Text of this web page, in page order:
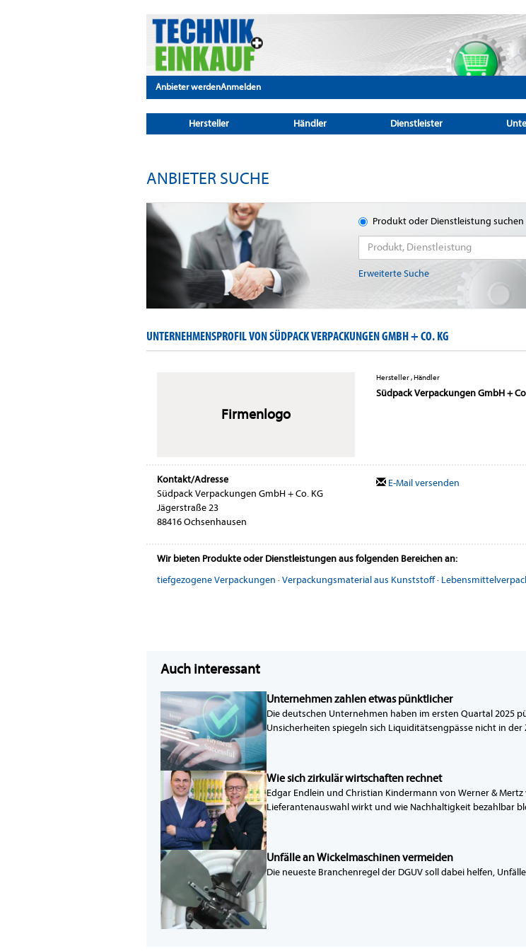
Anbieter werdenAnmelden
Hersteller Händler Dienstleister
ANBIETER SUCHE
Produkt oder Dienstleistung suchen
Erweiterte Suche
UNTERNEHMENSPROFIL VON SÜDPACK VERPACKUNGEN GMBH + CO. KG
Firmenlogo
Hersteller , Händler
Südpack Verpackungen GmbH +
Kontakt/Adresse
Südpack Verpackungen GmbH + Co. KG
Jägerstraße 23
88416 Ochsenhausen
E-Mail versenden
Wir bieten Produkte oder Dienstleistungen aus folgenden Bereichen an:
tiefgezogene Verpackungen ·Verpackungsmaterial aus Kunststoff·
Auch interessant
Unternehmen zahlen etwas pünktlicher
Die deutschen Unternehmen haben im ersten Quartal 2025
Unsicherheiten spiegeln sich Liquiditätsengpässe nicht in
Wie sich zirkulär wirtschaften rechnet
Edgar Endlein und Christian Kindermann von Werner &
Lieferantenauswahl wirkt und wie Nachhaltigkeit bezahlbar
Unfälle an Wickelmaschinen vermeiden
Die neueste Branchenregel der DGUV soll dabei helfen,